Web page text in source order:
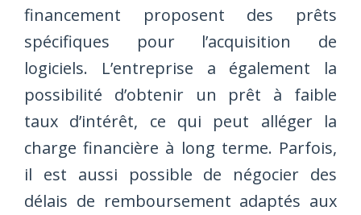
financement proposent des prêts
spécifiques pour l’acquisition de
logiciels. L’entreprise a également la
possibilité d’obtenir un prêt à faible
taux d’intérêt, ce qui peut alléger la
charge financière à long terme. Parfois,
il est aussi possible de négocier des
délais de remboursement adaptés aux